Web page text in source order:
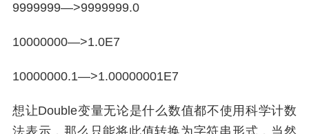
9999999—>9999999.0
10000000—>1.0E7
10000000.1—>1.00000001E7
想让Double变量无论是什么数值都不使用科学计数
法表示，那么只能将此值转换为字符串形式，当然